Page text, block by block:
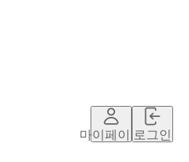
마이페이지로그인